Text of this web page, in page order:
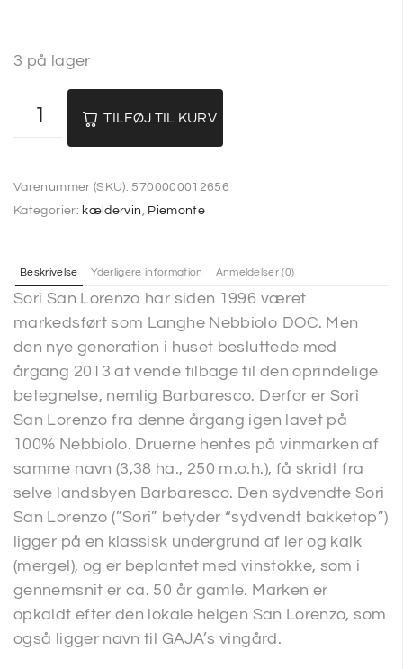
3 på lager
TILFØJ TIL KURV
Varenummer (SKU): 5700000012656
Kategorier: kældervin , Piemonte
Beskrivelse Yderligere information Anmeldelser (0)
Sorì San Lorenzo har siden 1996 været
markedsført som Langhe Nebbiolo DOC. Men
den nye generation i huset besluttede med
årgang 2013 at vende tilbage til den oprindelige
betegnelse, nemlig Barbaresco. Derfor er Sorì
San Lorenzo fra denne årgang igen lavet på
100% Nebbiolo. Druerne hentes på vinmarken af
samme navn (3,38 ha., 250 m.o.h.), få skridt fra
selve landsbyen Barbaresco. Den sydvendte Sori
San Lorenzo (”Sori” betyder “sydvendt bakketop”)
ligger på en klassisk undergrund af ler og kalk
(mergel), og er beplantet med vinstokke, som i
gennemsnit er ca. 50 år gamle. Marken er
opkaldt efter den lokale helgen San Lorenzo, som
også ligger navn til GAJA’s vingård.